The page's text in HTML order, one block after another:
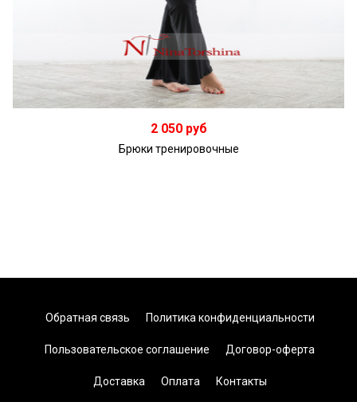
Подробнее
2 050 руб
Брюки тренировочные
Обратная связь Политика конфиденциальности
Пользовательское соглашение Договор-оферта
Доставка Оплата Контакты